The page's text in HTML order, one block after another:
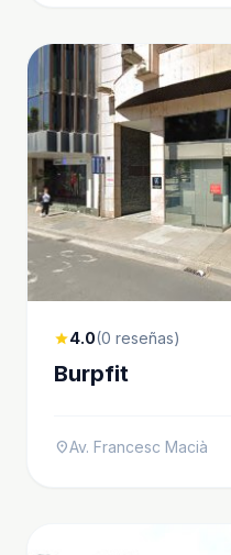
star4.0(0 reseñas)
Burpfit
location_onAv. Francesc Macià